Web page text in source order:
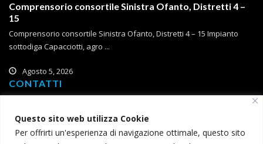
Questo sito web utilizza Cookie
Per offrirti un'esperienza di navigazione ottimale, questo sito
Comprensorio consortile Sinistra Ofanto, Distretti 4 –
15
Comprensorio consortile Sinistra Ofanto, Distretti 4 – 15 Impianto
sottodiga Capacciotti, agro ...
Agosto 5, 2026
CONTATTI
71121 Foggia